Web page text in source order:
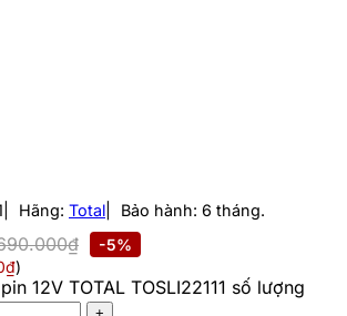
Hãng: Total Bảo hành: 6 tháng.
-5%
)
12V TOTAL TOSLI22111 số lượng